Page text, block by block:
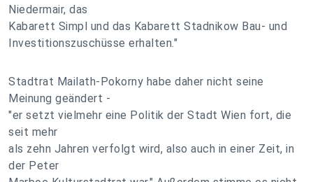
Niedermair, das
Kabarett Simpl und das Kabarett Stadnikow Bau- und
Investitionszuschüsse erhalten."
Stadtrat Mailath-Pokorny habe daher nicht seine
Meinung geändert -
"er setzt vielmehr eine Politik der Stadt Wien fort, die
seit mehr
als zehn Jahren verfolgt wird, also auch in einer Zeit, in
der Peter